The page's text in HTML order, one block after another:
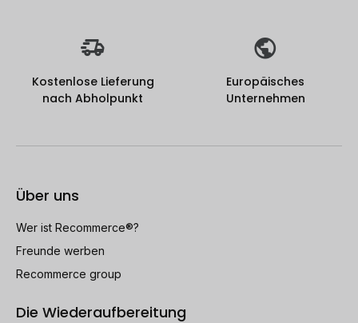
Kostenlose Lieferung
nach Abholpunkt
Europäisches
Unternehmen
Über uns
Wer ist Recommerce®?
Freunde werben
Recommerce group
Die Wiederaufbereitung